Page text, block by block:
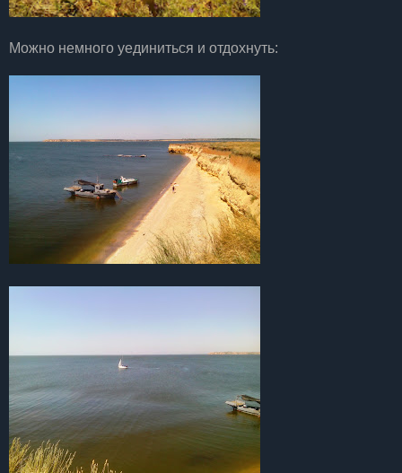
Можно немного уединиться и отдохнуть: